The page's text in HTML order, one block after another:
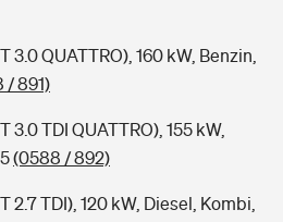
3.0 QUATTRO), 160 kW, Benzin,
/ 891)
3.0 TDI QUATTRO), 155 kW,
(0588 / 892)
2.7 TDI), 120 kW, Diesel, Kombi,